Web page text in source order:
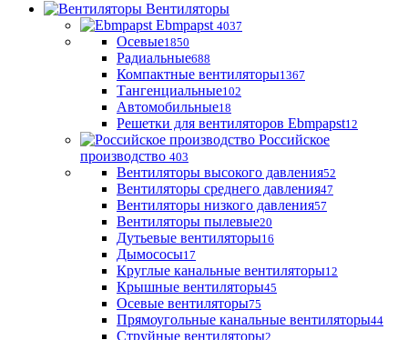
Вентиляторы
Ebmpapst 4037
Осевые1850
Радиальные688
Компактные вентиляторы1367
Тангенциальные102
Автомобильные18
Решетки для вентиляторов Ebmpapst12
Российское
производство 403
Вентиляторы высокого давления52
Вентиляторы среднего давления47
Вентиляторы низкого давления57
Вентиляторы пылевые20
Дутьевые вентиляторы16
Дымососы17
Круглые канальные вентиляторы12
Крышные вентиляторы45
Осевые вентиляторы75
Прямоугольные канальные вентиляторы44
Струйные вентиляторы2